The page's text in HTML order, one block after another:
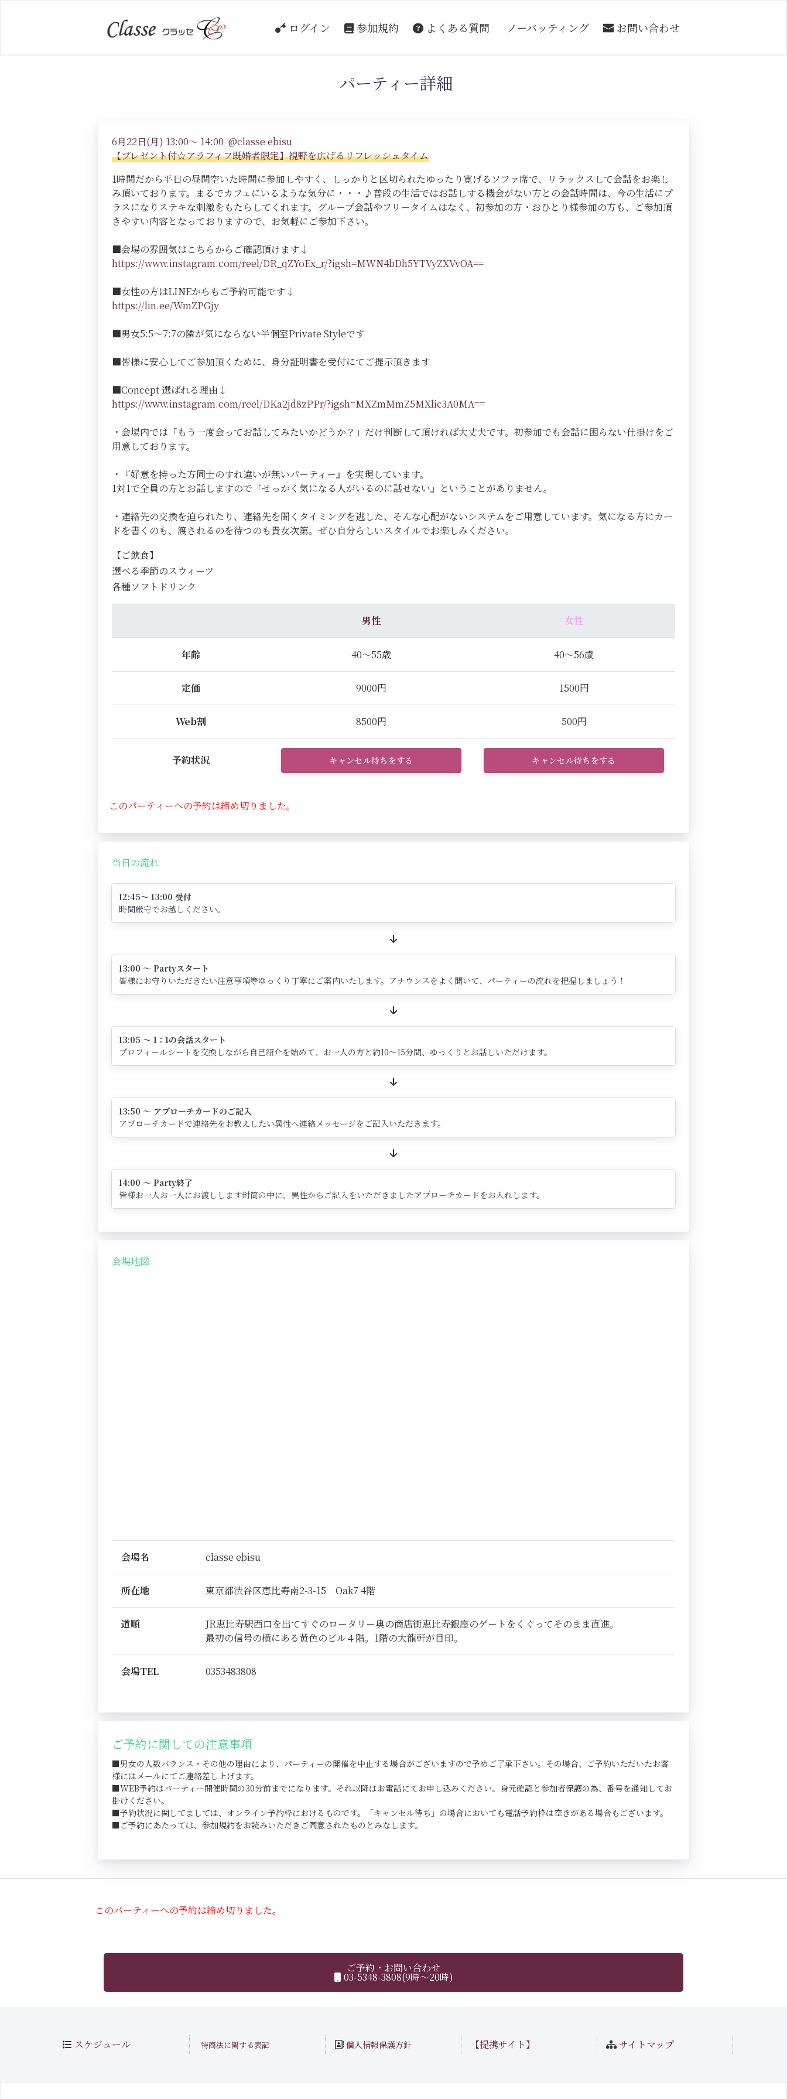
ログイン 参加規約 よくある質問 ノーバッティング お問い合わせ
パーティー詳細
6月22日(月) 13:00～ 14:00 @classe ebisu
【プレゼント付☆アラフィフ既婚者限定】視野を広げるリフレッシュタイム
1時間だから平日の昼間空いた時間に参加しやすく、しっかりと区切られたゆったり寛げるソファ席で、リラックスして会話をお楽し
み頂いております。まるでカフェにいるような気分に・・・♪普段の生活ではお話しする機会がない方との会話時間は、今の生活にプ
ラスになりステキな刺激をもたらしてくれます。グループ会話やフリータイムはなく、初参加の方・おひとり様参加の方も、ご参加頂
きやすい内容となっておりますので、お気軽にご参加下さい。
■会場の雰囲気はこちらからご確認頂けます↓
https://www.instagram.com/reel/DR_qZYoEx_r/?igsh=MWN4bDh5YTVyZXVvOA==
■女性の方はLINEからもご予約可能です↓
https://lin.ee/WmZPGjy
■男女5:5～7:7の隣が気にならない半個室Private Styleです
■皆様に安心してご参加頂くために、身分証明書を受付にてご提示頂きます
■Concept 選ばれる理由↓
https://www.instagram.com/reel/DKa2jd8zPPr/?igsh=MXZmMmZ5MXlic3A0MA==
・会場内では「もう一度会ってお話してみたいかどうか？」だけ判断して頂ければ大丈夫です。初参加でも会話に困らない仕掛けをご
用意しております。
・『好意を持った方同士のすれ違いが無いパーティー』を実現しています。
1対1で全員の方とお話しますので『せっかく気になる人がいるのに話せない』ということがありません。
・連絡先の交換を迫られたり、連絡先を聞くタイミングを逃した、そんな心配がないシステムをご用意しています。気になる方にカー
ドを書くのも、渡されるのを待つのも貴女次第。ぜひ自分らしいスタイルでお楽しみください。
【ご飲食】
選べる季節のスウィーツ
各種ソフトドリンク
男性 女性
年齢 40～55歳 40～56歳
定価 9000円 1500円
Web割 8500円 500円
予約状況 キャンセル待ちをする キャンセル待ちをする
このパーティーへの予約は締め切りました。
当日の流れ
12:45～ 13:00 受付
時間厳守でお越しください。
13:00 ～ Partyスタート
皆様にお守りいただきたい注意事項等ゆっくり丁寧にご案内いたします。アナウンスをよく聞いて、パーティーの流れを把握しましょう！
13:05 ～ 1：1の会話スタート
プロフィールシートを交換しながら自己紹介を始めて、お一人の方と約10～15分間、ゆっくりとお話しいただけます。
13:50 ～ アプローチカードのご記入
アプローチカードで連絡先をお教えしたい異性へ連絡メッセージをご記入いただきます。
14:00 ～ Party終了
皆様お一人お一人にお渡しします封筒の中に、異性からご記入をいただきましたアプローチカードをお入れします。
会場地図
会場名 classe ebisu
所在地 東京都渋谷区恵比寿南2-3-15 Oak7 4階
道順
JR恵比寿駅西口を出てすぐのロータリー奥の商店街恵比寿銀座のゲートをくぐってそのまま直進。
最初の信号の横にある黄色のビル４階。1階の大龍軒が目印。
会場TEL 0353483808
ご予約に関しての注意事項
■男女の人数バランス・その他の理由により、パーティーの開催を中止する場合がございますので予めご了承下さい。その場合、ご予約いただいたお客
様にはメールにてご連絡差し上げます。
■WEB予約はパーティー開催時間の30分前までになります。それ以降はお電話にてお申し込みください。身元確認と参加者保護の為、番号を通知してお
掛けください。
■予約状況に関してましては、オンライン予約枠におけるものです。「キャンセル待ち」の場合においても電話予約枠は空きがある場合もございます。
■ご予約にあたっては、参加規約をお読みいただきご同意されたものとみなします。
このパーティーへの予約は締め切りました。
ご予約・お問い合わせ
03-5348-3808(9時～20時)
スケジュール 特商法に関する表記 個人情報保護方針 【提携サイト】 サイトマップ